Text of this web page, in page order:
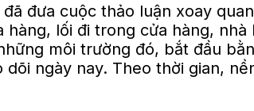
đưa cuộc thảo luận xoay
lối đi trong cửa hàng,
môi trường đó, bắt đầu
ngày nay. Theo thời gian,